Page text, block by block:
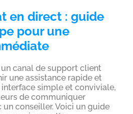
en direct : guide
pour une
canal de support client
une assistance rapide et
interface simple et conviviale,
de communiquer
conseiller. Voici un guide